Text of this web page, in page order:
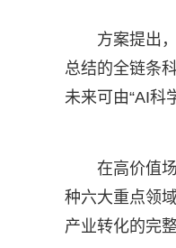
方案提出
总结的全链条
未来可由“AI科
在高价值
种六大重点领
产业转化的完整